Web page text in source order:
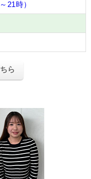
21時）
ら